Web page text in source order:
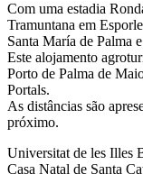
Com uma estadia
Tramuntana em
Santa María de Palma
Este alojamento
Porto de Palma de
Portals.
As distâncias são
próximo.
Universitat de les Illes
Casa Natal de Santa